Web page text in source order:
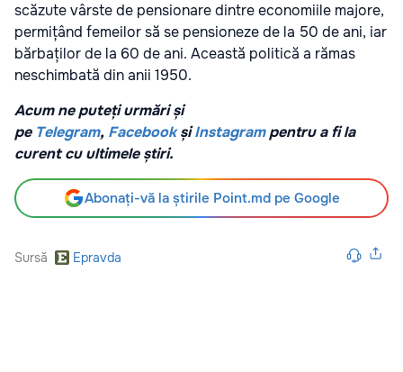
scăzute vârste de pensionare dintre economiile majore,
permițând femeilor să se pensioneze de la 50 de ani, iar
bărbaților de la 60 de ani. Această politică a rămas
neschimbată din anii 1950.
Acum ne puteți urmări și
pe Telegram, Facebook șiInstagrampentru a fi la
curent cu ultimele știri.
Abonați-vă la știrile Point.md pe Google
Sursă Epravda